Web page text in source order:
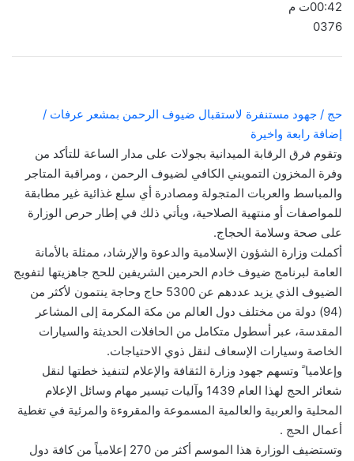
00:42ت م
0376
حج / جهود مستنفرة لاستقبال ضيوف الرحمن بمشعر عرفات /
إضافة رابعة واخيرة
وتقوم فرق الرقابة الميدانية بجولات على مدار الساعة للتأكد من
وفرة المخزون التمويني الكافي لضيوف الرحمن ، ومراقبة المتاجر
والمباسط والعربات المتجولة ومصادرة أي سلع غذائية غير مطابقة
للمواصفات أو منتهية الصلاحية، ويأتي ذلك في إطار حرص الوزارة
على صحة وسلامة الحجاج.
أكملت وزارة الشؤون الإسلامية والدعوة والإرشاد، ممثلة بالأمانة
العامة لبرنامج ضيوف خادم الحرمين الشريفين للحج جاهزيتها لتفويج
الضيوف الذي يزيد عددهم عن 5300 حاج وحاجة ينتمون لأكثر من
(94) دولة من مختلف دول العالم من مكة المكرمة إلى المشاعر
المقدسة، عبر أسطول متكامل من الحافلات الحديثة والسيارات
الخاصة وسيارات الإسعاف لنقل ذوي الاحتياجات.
وإعلاميا ً وتسهم جهود وزارة الثقافة والإعلام لتنفيذ خطتها لنقل
شعائر الحج لهذا العام 1439 وآليات تيسير مهام وسائل الإعلام
المحلية والعربية والعالمية المسموعة والمقروءة والمرئية في تغطية
أعمال الحج .
وتستضيف الوزارة هذا الموسم أكثر من 270 إعلامياً من كافة دول